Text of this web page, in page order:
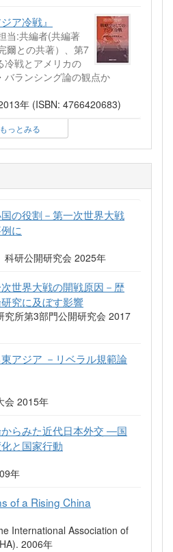
ア冷戦』
当:共編者(共編著
爾との共著）、第7
冷戦とアメリカの
バランシング論の観点か
年 (ISBN: 4766420683)
もっとみる
の役割－第一次世界大戦
に
科研公開研究会 2025年
世界大戦の開戦原因－歴
究に及ぼす影響
究所第3部門公開研究会 2017
アジア －リベラル規範論
会 2015年
らみた近代日本外交 ―国
と国家行動
年
of a Rising China
International Association of
2006年